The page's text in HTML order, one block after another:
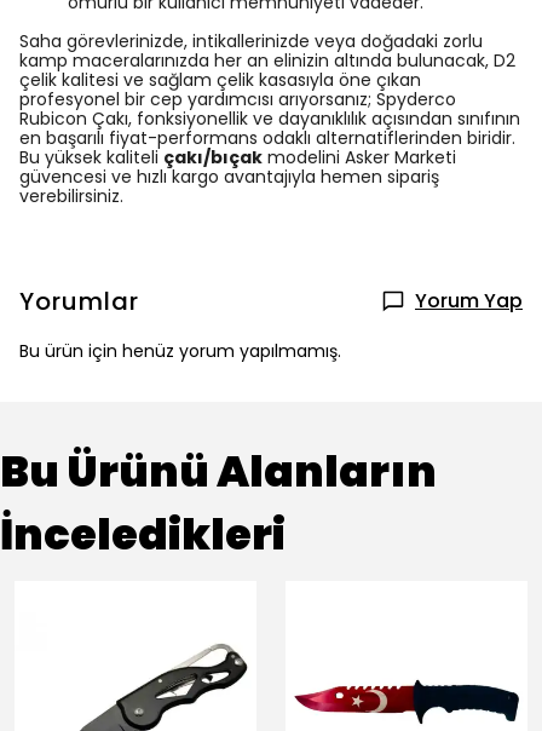
Saha görevlerinizde, intikallerinizde veya doğadaki zorlu
kamp maceralarınızda her an elinizin altında bulunacak, D2
çelik kalitesi ve sağlam çelik kasasıyla öne çıkan
profesyonel bir cep yardımcısı arıyorsanız; Spyderco
Rubicon Çakı, fonksiyonellik ve dayanıklılık açısından sınıfının
en başarılı fiyat-performans odaklı alternatiflerinden biridir.
Bu yüksek kaliteli çakı/bıçak modelini Asker Marketi
güvencesi ve hızlı kargo avantajıyla hemen sipariş
verebilirsiniz.
Yorumlar Yorum Yap
Bu ürün için henüz yorum yapılmamış.
Bu Ürünü Alanların
İnceledikleri